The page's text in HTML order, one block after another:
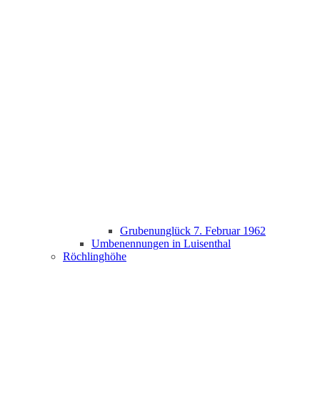
Grubenunglück 7. Februar 1962
Umbenennungen in Luisenthal
Röchlinghöhe